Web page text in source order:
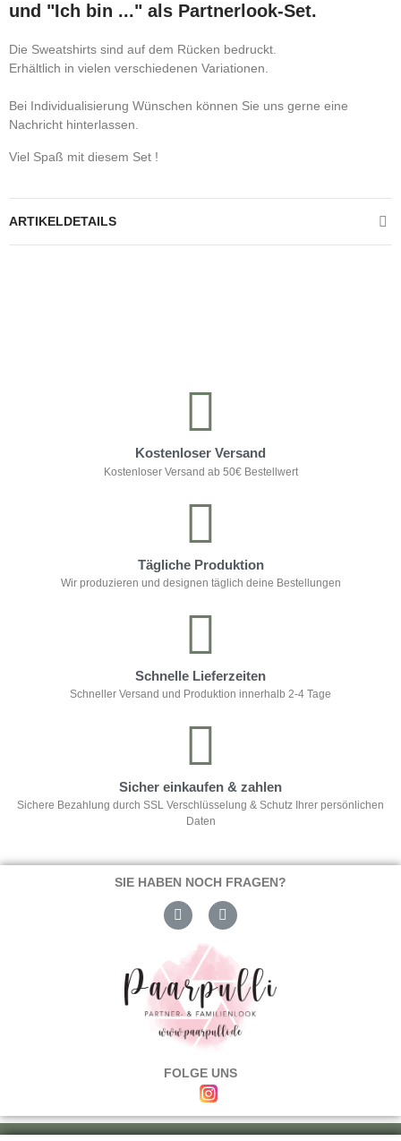
und "Ich bin ..." als Partnerlook-Set.
Die Sweatshirts sind auf dem Rücken bedruckt.
Erhältlich in vielen verschiedenen Variationen.
Bei Individualisierung Wünschen können Sie uns gerne eine
Nachricht hinterlassen.
Viel Spaß mit diesem Set !
ARTIKELDETAILS
Kostenloser Versand
Kostenloser Versand ab 50€ Bestellwert
Tägliche Produktion
Wir produzieren und designen täglich deine Bestellungen
Schnelle Lieferzeiten
Schneller Versand und Produktion innerhalb 2-4 Tage
Sicher einkaufen & zahlen
Sichere Bezahlung durch SSL Verschlüsselung & Schutz Ihrer persönlichen
Daten
SIE HABEN NOCH FRAGEN?
FOLGE UNS